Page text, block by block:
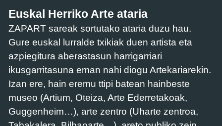
Euskal Herriko Arte ataria
ZAPART sareak sortutako ataria duzu hau.
Gure euskal lurralde txikiak duen artista eta
azpiegitura aberastasun harrigarriari
ikusgarritasuna eman nahi diogu Artekariarekin.
Izan ere, hain eremu ttipi batean hainbeste
museo (Artium, Oteiza, Arte Ederretakoak,
Guggenheim…), arte zentro (Uharte zentroa,